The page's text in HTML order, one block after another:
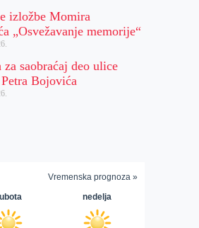
izložbe Momira
„Osvežavanje memorije“
za saobraćaj deo ulice
Bojovića